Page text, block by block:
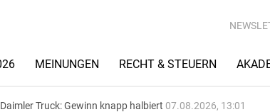
MEINUNGEN RECHT & STEUERN
Daimler Truck: Gewinn knapp halbiert 07.08.2026, 13:01